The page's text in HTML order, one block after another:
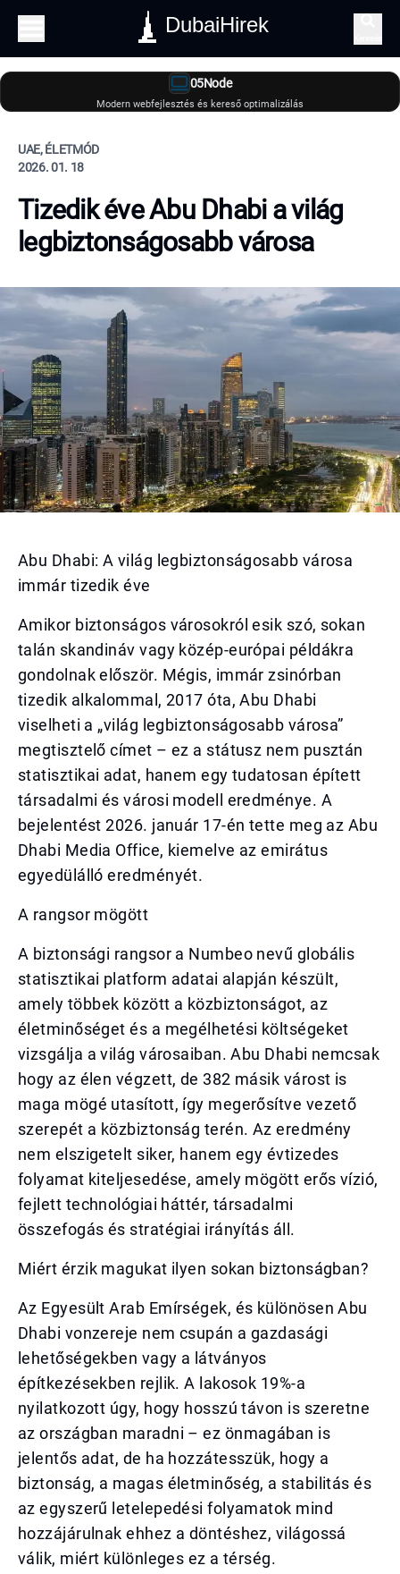
DubaiHirek
05Node
Modern webfejlesztés és kereső optimalizálás
UAE, ÉLETMÓD
2026. 01. 18
Tizedik éve Abu Dhabi a világ
legbiztonságosabb városa
Abu Dhabi: A világ legbiztonságosabb városa
immár tizedik éve
Amikor biztonságos városokról esik szó, sokan
talán skandináv vagy közép-európai példákra
gondolnak először. Mégis, immár zsinórban
tizedik alkalommal, 2017 óta, Abu Dhabi
viselheti a „világ legbiztonságosabb városa”
megtisztelő címet – ez a státusz nem pusztán
statisztikai adat, hanem egy tudatosan épített
társadalmi és városi modell eredménye. A
bejelentést 2026. január 17-én tette meg az Abu
Dhabi Media Office, kiemelve az emirátus
egyedülálló eredményét.
A rangsor mögött
A biztonsági rangsor a Numbeo nevű globális
statisztikai platform adatai alapján készült,
amely többek között a közbiztonságot, az
életminőséget és a megélhetési költségeket
vizsgálja a világ városaiban. Abu Dhabi nemcsak
hogy az élen végzett, de 382 másik várost is
maga mögé utasított, így megerősítve vezető
szerepét a közbiztonság terén. Az eredmény
nem elszigetelt siker, hanem egy évtizedes
folyamat kiteljesedése, amely mögött erős vízió,
fejlett technológiai háttér, társadalmi
összefogás és stratégiai irányítás áll.
Miért érzik magukat ilyen sokan biztonságban?
Az Egyesült Arab Emírségek, és különösen Abu
Dhabi vonzereje nem csupán a gazdasági
lehetőségekben vagy a látványos
építkezésekben rejlik. A lakosok 19%-a
nyilatkozott úgy, hogy hosszú távon is szeretne
az országban maradni – ez önmagában is
jelentős adat, de ha hozzátesszük, hogy a
biztonság, a magas életminőség, a stabilitás és
az egyszerű letelepedési folyamatok mind
hozzájárulnak ehhez a döntéshez, világossá
válik, miért különleges ez a térség.